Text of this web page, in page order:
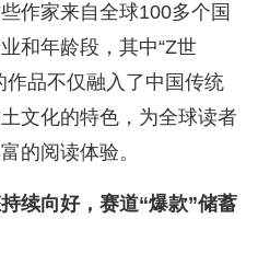
作家来自全球100多个国
和年龄段，其中“Z世
作品不仅融入了中国传统
文化的特色，为全球读者
的阅读体验。
续向好，赛道“爆款”储蓄